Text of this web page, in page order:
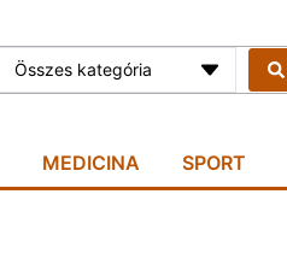
Összes kategória
MEDICINA SPORT